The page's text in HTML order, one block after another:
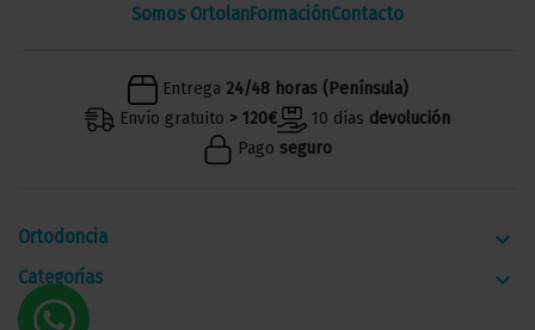
Somos OrtolanFormaciónContacto
Entrega 24/48 horas (Península)
Envío gratuito > 120€ 10 días devolución
Pago seguro
Ortodoncia keyboard_arrow_down
Categorías keyboard_arrow_down